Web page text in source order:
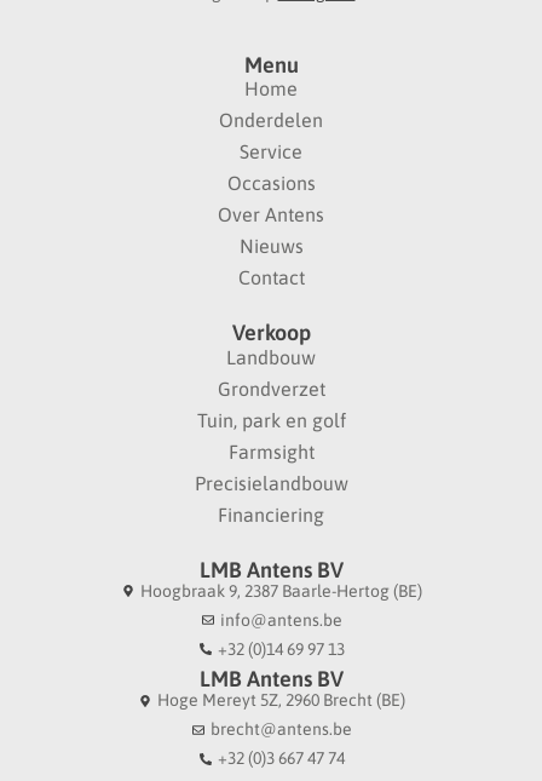
Menu
Home
Onderdelen
Service
Occasions
Over Antens
Nieuws
Contact
Verkoop
Landbouw
Grondverzet
Tuin, park en golf
Farmsight
Precisielandbouw
Financiering
LMB Antens BV
Hoogbraak 9, 2387 Baarle-Hertog (BE)
info@antens.be
+32 (0)14 69 97 13
LMB Antens BV
Hoge Mereyt 5Z, 2960 Brecht (BE)
brecht@antens.be
+32 (0)3 667 47 74